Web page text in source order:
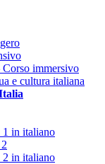
immersivo
e cultura italiana
1 in italiano
2 in italiano